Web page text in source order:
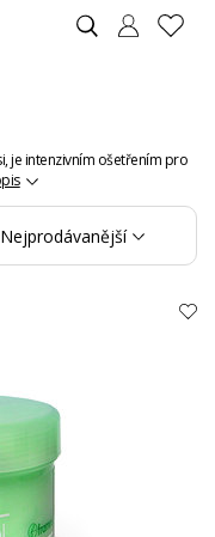
je intenzivním ošetřením pro
Nejprodávanější